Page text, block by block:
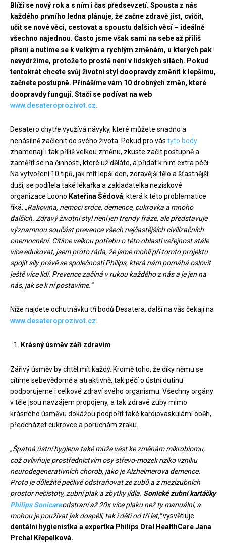
Blíží se nový rok a s ním i čas předsevzetí. Spousta z nás
každého prvního ledna plánuje, že začne zdravě jíst, cvičit,
učit se nové věci, cestovat a spoustu dalších věcí – ideálně
všechno najednou. Často jsme však sami na sebe až příliš
přísní a nutíme se k velkým a rychlým změnám, u kterých pak
nevydržíme, protože to prostě není v lidských silách. Pokud
tentokrát chcete svůj životní styl doopravdy změnit k lepšímu,
začnete postupně. Přinášíme vám 10 drobných změn, které
doopravdy fungují. Stačí se podívat na web
www.desateroprozivot.cz.
Desatero chytře využívá návyky, které můžete snadno a
nenásilně začlenit do svého života. Pokud pro vás tyto body
znamenají i tak příliš velkou změnu, zkuste začít postupně a
zaměřit se na činnosti, které už děláte, a přidat k nim extra péči.
Na vytvoření 10 tipů, jak mít lepší den, zdravější tělo a šťastnější
duši, se podílela také lékařka a zakladatelka neziskové
organizace Loono Kateřina Šédová, která k této problematice
říká: „Rakovina, nemoci srdce, demence, cukrovka a mnoho
dalších. Zdravý životní styl není jen trendy fráze, ale představuje
významnou součást prevence všech nejčastějších civilizačních
onemocnění. Cítíme velkou potřebu o této oblasti veřejnost stále
více edukovat, jsem proto ráda, že jsme mohli při tomto projektu
spojit síly právě se společností Philips, která nám pomáhá oslovit
ještě více lidí. Prevence začíná v rukou každého z nás a je jen na
nás, jak se k ní postavíme.”
Níže najdete ochutnávku tří bodů Desatera, další na vás čekají na
www.desateroprozivot.cz.
Krásný úsměv září zdravím
Zářivý úsměv by chtěl mít každý. Kromě toho, že díky němu se
cítíme sebevědomě a atraktivně, tak péčí o ústní dutinu
podporujeme i celkové zdraví svého organismu. Všechny orgány
v těle jsou navzájem propojeny, a tak zdravé zuby mimo
krásného úsměvu dokážou podpořit také kardiovaskulární oběh,
předcházet cukrovce a poruchám zraku.
„Špatná ústní hygiena také může vést ke změnám mikrobiomu,
což ovlivňuje prostřednictvím osy střevo-mozek riziko vzniku
neurodegenerativních chorob, jako je Alzheimerova demence.
Proto je důležité pečlivě odstraňovat ze zubů a z mezizubních
prostor nečistoty, zubní plak a zbytky jídla. Sonické zubní kartáčky
Philips Sonicareodstraní až 20x více plaku než ty manuální, a
mohou je používat jak dospělí, tak i děti od tří let,“vysvětluje
dentální hygienistka a expertka Philips Oral HealthCare Jana
Prchal Křepelková.